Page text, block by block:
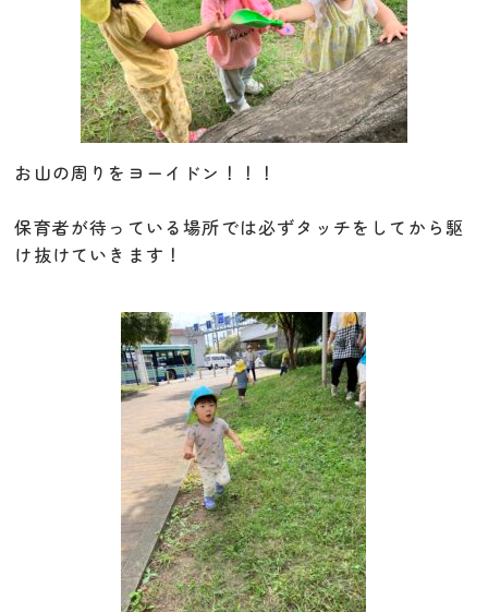
お山の周りをヨーイドン！！！
保育者が待っている場所では必ずタッチをしてから駆
け抜けていきます！